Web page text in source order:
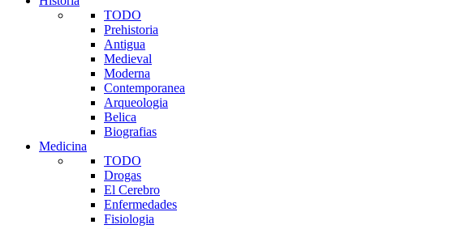
TODO
Prehistoria
Antigua
Medieval
Moderna
Contemporanea
Arqueologia
Belica
Biografias
Medicina
TODO
Drogas
El Cerebro
Enfermedades
Fisiologia